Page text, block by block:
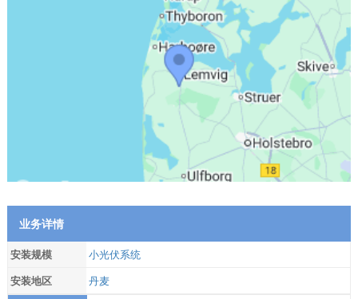
业务详情
安装规模
小光伏系统
安装地区
丹麦